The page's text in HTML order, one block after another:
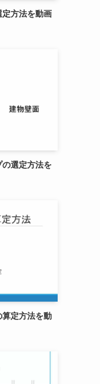
方法を動画
選定方法を
定方法を動